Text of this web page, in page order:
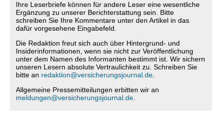
Ihre Leserbriefe können für andere Leser eine wesentliche
Ergänzung zu unserer Berichterstattung sein. Bitte
schreiben Sie Ihre Kommentare unter den Artikel in das
dafür vorgesehene Eingabefeld.
Die Redaktion freut sich auch über Hintergrund- und
Insiderinformationen, wenn sie nicht zur Veröffentlichung
unter dem Namen des Informanten bestimmt ist. Wir sichern
unseren Lesern absolute Vertraulichkeit zu. Schreiben Sie
bitte an redaktion@versicherungsjournal.de
Allgemeine Pressemitteilungen erbitten wir an
meldungen@versicherungsjournal.de